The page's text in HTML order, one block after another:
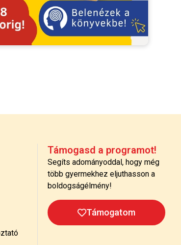
Támogasd a programot!
Segíts adományoddal, hogy még
több gyermekhez eljuthasson a
boldogságélmény!
Támogatom